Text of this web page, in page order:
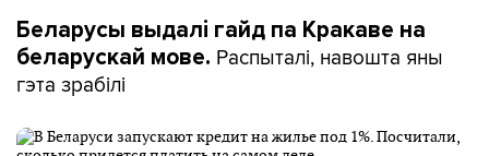
Беларусы выдалі гайд па Кракаве на
беларускай мове. Распыталі, навошта яны
гэта зрабілі